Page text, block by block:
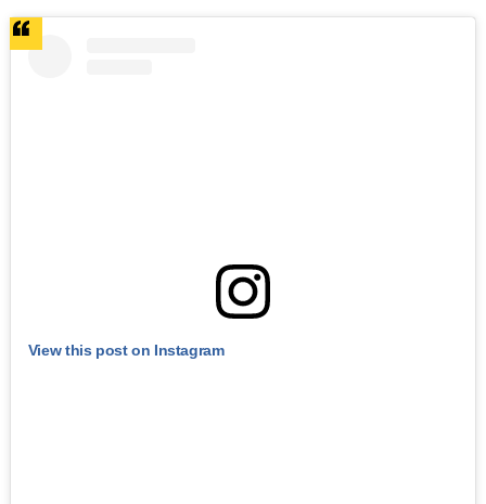
View this post on Instagram